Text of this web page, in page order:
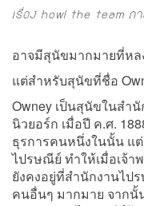
เรื่อง howl the team ภ
อาจมีสุนัขมากมายที่หล
แต่สำหรับสุนัขที่ชื่อ
Owney เป็นสุนัขในสำ
นิวยอร์ก เมื่อปี ค.ศ.
ธุรการคนหนึ่งในนั้น แ
ไปรษณีย์ ทำให้เมื่อเจ้
ยังคงอยู่ที่สำนักงานไ
คนอื่นๆ มากมาย จากนั้